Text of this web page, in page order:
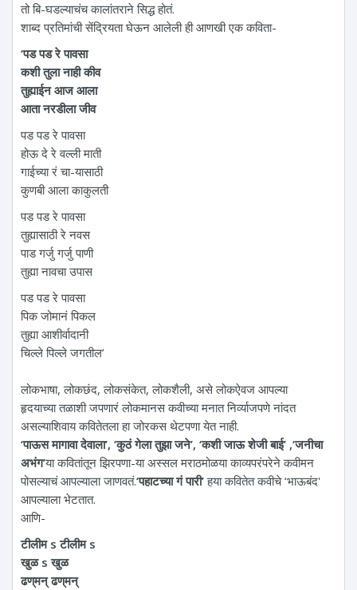
तो बि-घडल्याचंच कालांतराने सिद्ध होतं.
शाब्द प्रतिमांची सेंद्रियता घेऊन आलेली ही आणखी एक कविता-
‘पड पड रे पावसा
कशी तुला नाही कीव
तुह्याईन आज आला
आता नरडीला जीव
पड पड रे पावसा
होऊ दे रे वल्ली माती
गाईच्या रं चा-यासाठी
कुणबी आला काकुलती
पड पड रे पावसा
तुह्यासाठी रे नवस
पाड गर्जु गर्जु पाणी
तुह्या नावचा उपास
पड पड रे पावसा
पिक जोमानं पिकल
तुह्या आशीर्वादानी
चिल्ले पिल्ले जगतील’
लोकभाषा, लोकछंद, लोकसंकेत, लोकशैली, असे लोकऐवज आपल्या
हृदयाच्या तळाशी जपणारं लोकमानस कवीच्या मनात निर्व्याजपणे नांदत
असल्याशिवाय कवितेतला हा जोरकस थेटपणा येत नाही.
‘पाऊस मागावा देवाला’, ‘कुठं गेला तुझा जने’, ‘कशी जाऊ शेजी बाई’ ,‘जनीचा
अभंग’या कवितांतून झिरपणा-या अस्सल मराठमोळया काव्यपरंपरेने कवीमन
पोसल्याचं आपल्याला जाणवतं.‘पहाटच्या गं पारी’हया कवितेत कवीचे ‘भाऊबंद'
आपल्याला भेटतात.
आणि-
टीलीम s टीलीम s
खुळ s खुळ
ढण्‌मन्‌ ढण्‌मन्‌